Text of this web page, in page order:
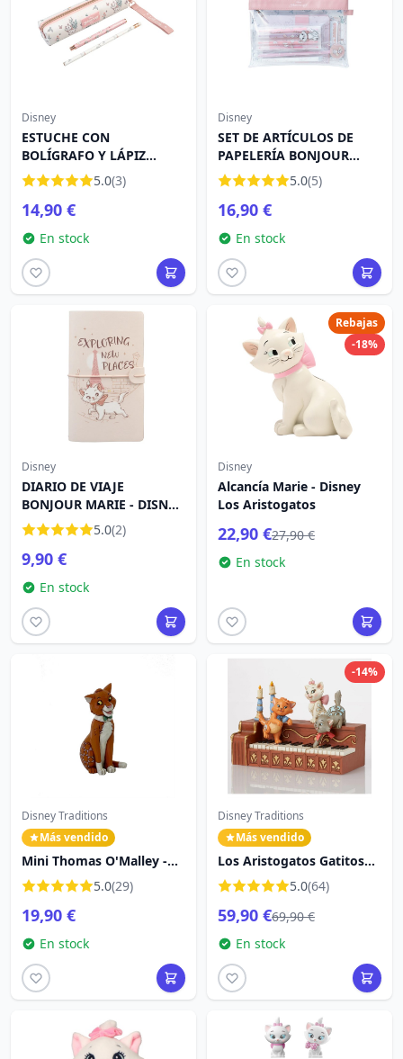
Disney
ESTUCHE CON
BOLÍGRAFO Y LÁPIZ
BONJOUR MARIE - DISNEY
LOS ARISTOGATOS
5.0(3)
14,90 €
En stock
Disney
SET DE ARTÍCULOS DE
PAPELERÍA BONJOUR
MARIE - DISNEY LOS
ARISTOGATOS
5.0(5)
16,90 €
En stock
Disney
DIARIO DE VIAJE
BONJOUR MARIE - DISNEY
LOS ARISTOGATOS
5.0(2)
9,90 €
En stock
Rebajas
-18%
Disney
Alcancía Marie - Disney
Los Aristogatos
22,90 €27,90 €
En stock
Disney Traditions
Más vendido
Mini Thomas O'Malley -
Disney Traditions Los
Aristogatos
5.0(29)
19,90 €
En stock
-14%
Disney Traditions
Más vendido
Los Aristogatos Gatitos
Piano - Disney Traditions
Los Aristogatos
5.0(64)
59,90 €69,90 €
En stock